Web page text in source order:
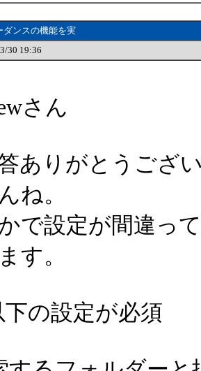
ダンスの機能を実
30 19:36
さん
ありがとうござ
ね。
で設定が間違っ
す。
の設定が必須